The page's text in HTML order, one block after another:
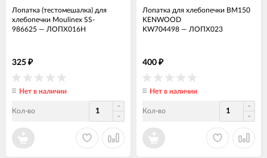
Лопатка (тестомешалка) для
хлебопечки Moulinex SS-
986625 — ЛОПХ016Н
325 ₽
Нет в наличии
Кол-во
Лопатка для хлебопечки BM150
KENWOOD
KW704498 — ЛОПХ023
400 ₽
Нет в наличии
Кол-во